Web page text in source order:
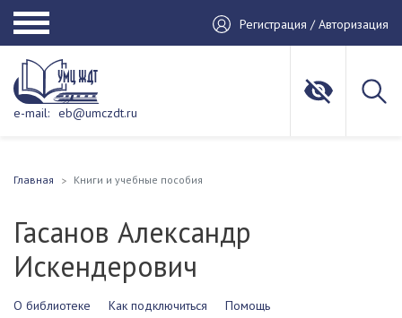
Регистрация / Авторизация
e-mail: eb@umczdt.ru
Главная Книги и учебные пособия
Гасанов Александр
Искендерович
О библиотеке Как подключиться Помощь